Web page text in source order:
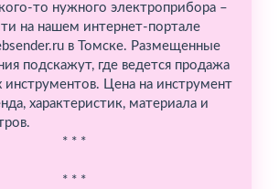
то нужного электроприбора –
на нашем интернет-портале
в Томске. Размещенные
подскажут, где ведется продажа
Цена на инструмент
характеристик, материала и
* * *
* * *